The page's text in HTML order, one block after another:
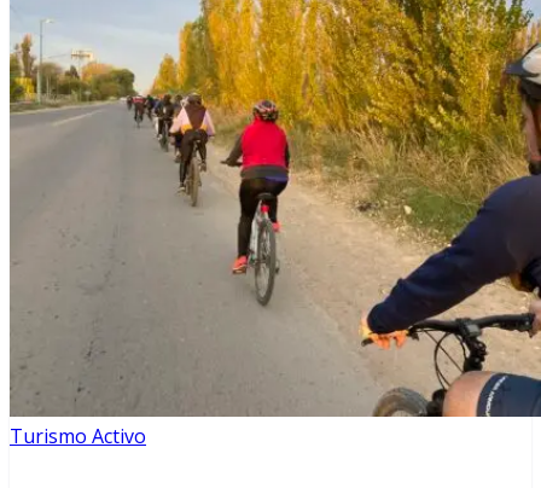
Turismo Activo